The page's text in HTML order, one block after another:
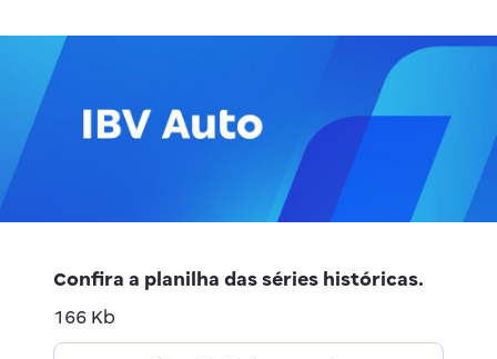
Confira a planilha das séries históricas.
166 Kb